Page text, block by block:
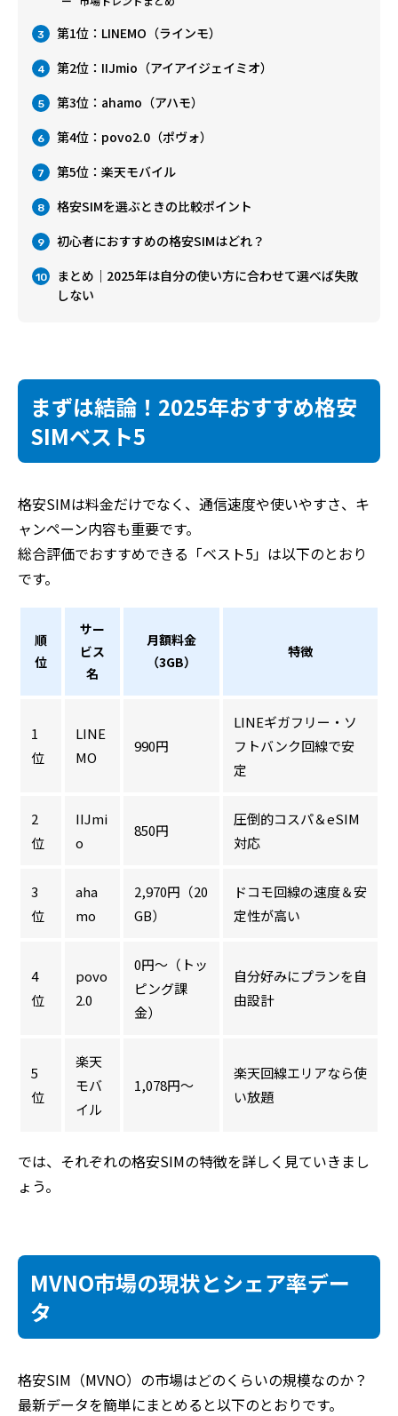
3 第1位：LINEMO（ラインモ）
4 第2位：IIJmio（アイアイジェイミオ）
5 第3位：ahamo（アハモ）
6 第4位：povo2.0（ポヴォ）
7 第5位：楽天モバイル
8 格安SIMを選ぶときの比較ポイント
9 初心者におすすめの格安SIMはどれ？
10
まとめ｜2025年は自分の使い方に合わせて選べば失敗
しない
まずは結論！2025年おすすめ格安
SIMベスト5
格安SIMは料金だけでなく、通信速度や使いやすさ、キ
ャンペーン内容も重要です。
総合評価でおすすめできる「ベスト5」は以下のとおり
です。
順
位
サー
ビス
名
月額料金
（3GB）
特徴
1
位
LINE
MO
990円
LINEギガフリー・ソ
フトバンク回線で安
定
2
位
IIJmi
o
850円
圧倒的コスパ＆eSIM
対応
3
位
aha
mo
2,970円（20
GB）
ドコモ回線の速度＆安
定性が高い
4
位
povo
2.0
0円～（トッ
ピング課
金）
自分好みにプランを自
由設計
5
位
楽天
モバ
イル
1,078円～
楽天回線エリアなら使
い放題
では、それぞれの格安SIMの特徴を詳しく見ていきまし
ょう。
MVNO市場の現状とシェア率デー
タ
格安SIM（MVNO）の市場はどのくらいの規模なのか？
最新データを簡単にまとめると以下のとおりです。